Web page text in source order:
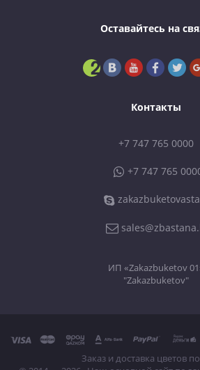
Оставайтесь на
Контакты
+7 747 765 0000
+7 747 765
ИП «Zakazbuketov
"Zakazbuketov"
Заказ и доставка цветов